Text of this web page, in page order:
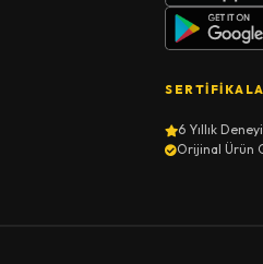
6 Yıllık
Orijinal Ürün